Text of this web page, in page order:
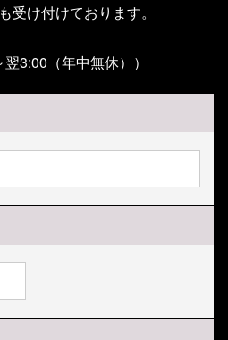
受け付けております。
3:00（年中無休））